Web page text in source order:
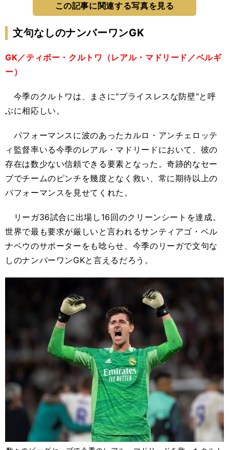
この記事に関連する写真を見る
文句なしのナンバーワンGK
GK／ティボー・クルトワ（レアル・マドリード／ベルギ
ー）
今季のクルトワは、まさに"プライスレスな防壁"と呼
ぶに相応しい。
パフォーマンスに波のあったカルロ・アンチェロッテ
ィ監督率いる今季のレアル・マドリードにおいて、彼の
存在は数少ない信頼できる要素となった。奇跡的なセー
ブでチームのピンチを幾度となく救い、常に期待以上の
パフォーマンスを見せてくれた。
リーガ36試合に出場し16回のクリーンシートを達成。
世界で最も要求が厳しいと言われるサンティアゴ・ベル
ナベウのサポーターをも唸らせ、今季のリーガで文句な
しのナンバーワンGKと言えるだろう。